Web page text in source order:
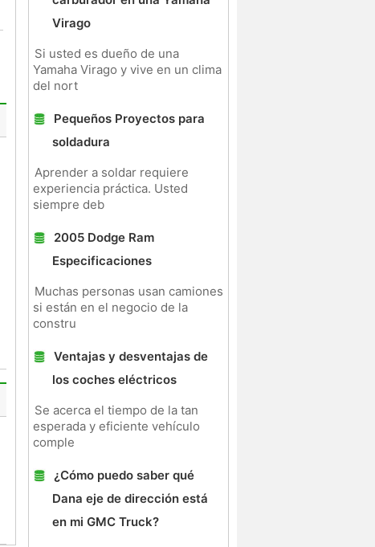
Virago
Si usted es dueño de una
Yamaha Virago y vive en un clima
del nort
Pequeños Proyectos para
soldadura
Aprender a soldar requiere
experiencia práctica. Usted
siempre deb
2005 Dodge Ram
Especificaciones
Muchas personas usan camiones
si están en el negocio de la
constru
Ventajas y desventajas de
los coches eléctricos
Se acerca el tiempo de la tan
esperada y eficiente vehículo
comple
¿Cómo puedo saber qué
Dana eje de dirección está
en mi GMC Truck?